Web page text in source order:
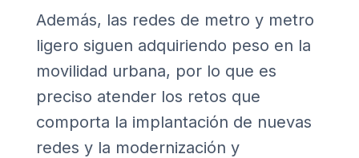
Además, las redes de metro y metro
ligero siguen adquiriendo peso en la
movilidad urbana, por lo que es
preciso atender los retos que
comporta la implantación de nuevas
redes y la modernización y